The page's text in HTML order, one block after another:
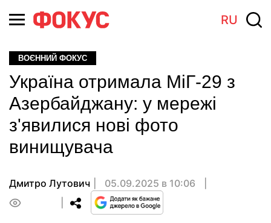
RU
ВОЄННИЙ ФОКУС
Україна отримала МіГ-29 з
Азербайджану: у мережі
з'явилися нові фото
винищувача
Дмитро Лутович
05.09.2025 в 10:06